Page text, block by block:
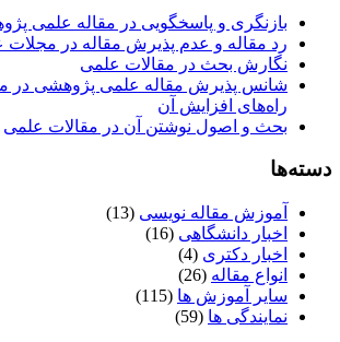
بازنگری و پاسخگویی در مقاله علمی
رد مقاله و عدم پذیرش مقاله در مجلات
نگارش بحث در مقالات علمی
شانس پذیرش مقاله علمی پژوهشی در
راه‌های افزایش آن
بحث و اصول نوشتن آن در مقالات علمی
دسته‌ها
آموزش مقاله نویسی (13)
اخبار دانشگاهی (16)
اخبار دکتری (4)
انواع مقاله (26)
سایر آموزش ها (115)
نمایندگی ها (59)